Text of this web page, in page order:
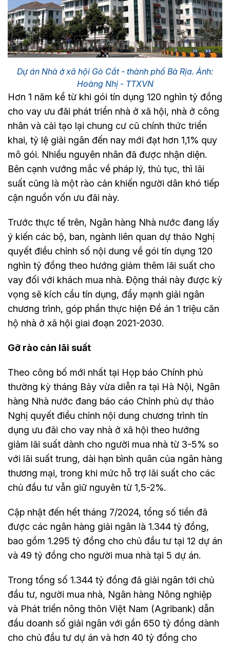
Dự án Nhà ở xã hội Gò Cắt - thành phố Bà Rịa. Ảnh:
Hoàng Nhị - TTXVN
Hơn 1 năm kể từ khi gói tín dụng 120 nghìn tỷ đồng
cho vay ưu đãi phát triển nhà ở xã hội, nhà ở công
nhân và cải tạo lại chung cư cũ chính thức triển
khai, tỷ lệ giải ngân đến nay mới đạt hơn 1,1% quy
mô gói. Nhiều nguyên nhân đã được nhận diện.
Bên cạnh vướng mắc về pháp lý, thủ tục, thì lãi
suất cũng là một rào cản khiến người dân khó tiếp
cận nguồn vốn ưu đãi này.
Trước thực tế trên, Ngân hàng Nhà nước đang lấy
ý kiến các bộ, ban, ngành liên quan dự thảo Nghị
quyết điều chỉnh số nội dung về gói tín dụng 120
nghìn tỷ đồng theo hướng giảm thêm lãi suất cho
vay đối với khách mua nhà. Động thái này được kỳ
vọng sẽ kích cầu tín dụng, đẩy mạnh giải ngân
chương trình, góp phần thực hiện Đề án 1 triệu căn
hộ nhà ở xã hội giai đoạn 2021-2030.
Gỡ rào cản lãi suất
Theo công bố mới nhất tại Họp báo Chính phủ
thường kỳ tháng Bảy vừa diễn ra tại Hà Nội, Ngân
hàng Nhà nước đang báo cáo Chính phủ dự thảo
Nghị quyết điều chỉnh nội dung chương trình tín
dụng ưu đãi cho vay nhà ở xã hội theo hướng
giảm lãi suất dành cho người mua nhà từ 3-5% so
với lãi suất trung, dài hạn bình quân của ngân hàng
thương mại, trong khi mức hỗ trợ lãi suất cho các
chủ đầu tư vẫn giữ nguyên từ 1,5-2%.
Cập nhật đến hết tháng 7/2024, tổng số tiền đã
được các ngân hàng giải ngân là 1.344 tỷ đồng,
bao gồm 1.295 tỷ đồng cho chủ đầu tư tại 12 dự án
và 49 tỷ đồng cho người mua nhà tại 5 dự án.
Trong tổng số 1.344 tỷ đồng đã giải ngân tới chủ
đầu tư, người mua nhà, Ngân hàng Nông nghiệp
và Phát triển nông thôn Việt Nam (Agribank) dẫn
đầu doanh số giải ngân với gần 650 tỷ đồng dành
cho chủ đầu tư dự án và hơn 40 tỷ đồng cho